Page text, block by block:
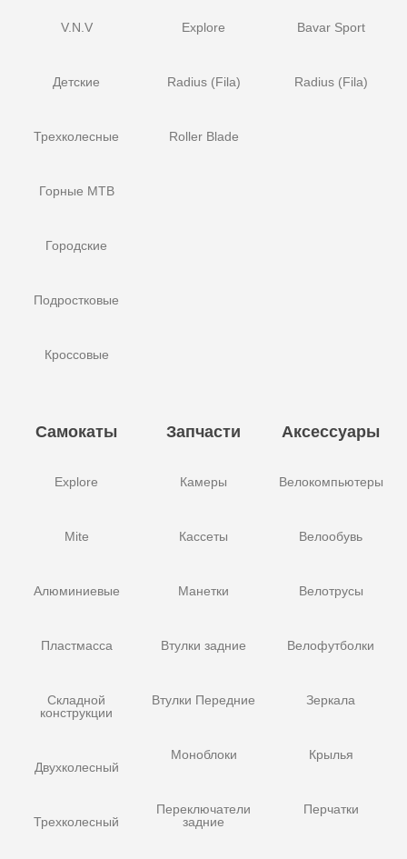
V.N.V
Детские
Трехколесные
Горные MTB
Городские
Подростковые
Кроссовые
Explore
Radius (Fila)
Roller Blade
Bavar Sport
Radius (Fila)
Самокаты
Explore
Mite
Алюминиевые
Пластмасса
Складной
конструкции
Двухколесный
Трехколесный
Запчасти
Камеры
Кассеты
Манетки
Втулки задние
Втулки Передние
Моноблоки
Переключатели
задние
Аксессуары
Велокомпьютеры
Велообувь
Велотрусы
Велофутболки
Зеркала
Крылья
Перчатки